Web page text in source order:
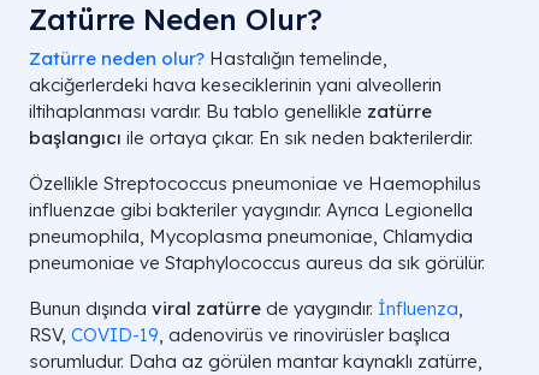
Zatürre Neden Olur?
Zatürre neden olur? Hastalığın temelinde,
akciğerlerdeki hava keseciklerinin yani alveollerin
iltihaplanması vardır. Bu tablo genellikle zatürre
başlangıcı ile ortaya çıkar. En sık neden bakterilerdir.
Özellikle Streptococcus pneumoniae ve Haemophilus
influenzae gibi bakteriler yaygındır. Ayrıca Legionella
pneumophila, Mycoplasma pneumoniae, Chlamydia
pneumoniae ve Staphylococcus aureus da sık görülür.
Bunun dışında viral zatürre de yaygındır. İnfluenza,
RSV, COVID-19, adenovirüs ve rinovirüsler başlıca
sorumludur. Daha az görülen mantar kaynaklı zatürre,